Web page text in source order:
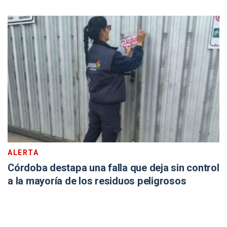
ALERTA
Córdoba destapa una falla que deja sin control
a la mayoría de los residuos peligrosos